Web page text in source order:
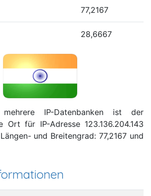
77,2167
28,6667
IP-Datenbanken ist der
Ort für IP-Adresse 123.136.204.143
und Breitengrad: 77,2167 und